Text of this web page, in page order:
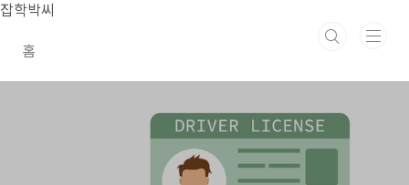
본문 바로가기
잡학박씨
홈